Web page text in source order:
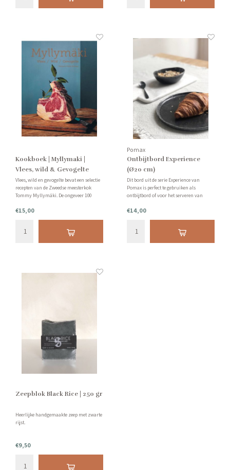
Kookboek | Myllymaki |
Vlees, wild & Gevogelte
Vlees, wild en gevogelte bevat een selectie
recepten van de Zweedse meesterkok
Tommy Myllymäki. De ongeveer 100
dagelijkse maaltijd als voor een
€15,00
Pomax
Ontbijtbord Experience
(Ø20 cm)
Dit bord uit de serie Experience van
Pomax is perfect te gebruiken als
ontbijtbord of voor het serveren van
€14,00
Zeepblok Black Rice | 250 gr
Heerlijke handgemaakte zeep met zwarte
rijst.
€9,50